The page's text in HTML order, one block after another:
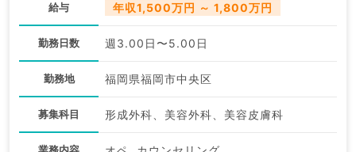
給与 年収1,500万円 ～ 1,800万円
勤務日数 週3.00日〜5.00日
勤務地 福岡県福岡市中央区
募集科目 形成外科、美容外科、美容皮膚科